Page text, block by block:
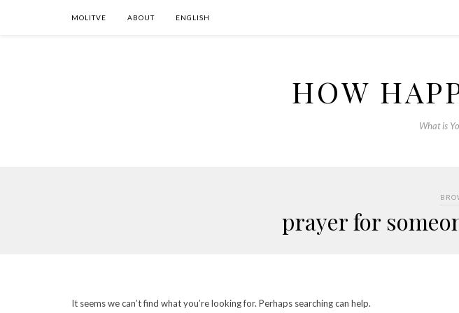
MOLITVE ABOUT ENGLISH
HOW
What is
prayer for
It seems we can’t find what you’re looking for. Perhaps searching can help.